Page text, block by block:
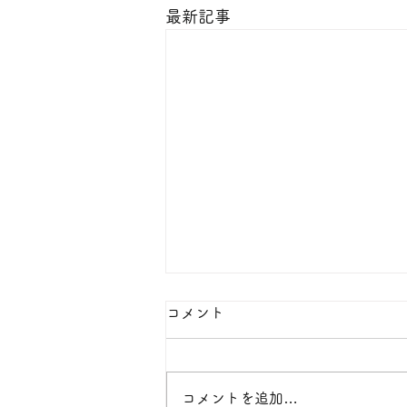
最新記事
ご家族様の声
コメント
コメントを追加…